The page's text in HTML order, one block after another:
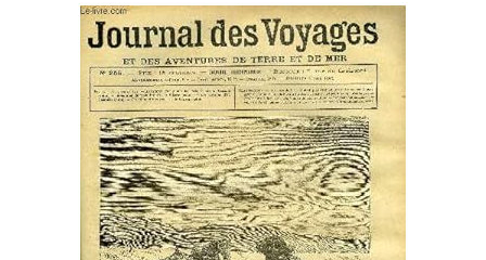
Art & Collectibles
Textbooks
Start Selling
CLOSE